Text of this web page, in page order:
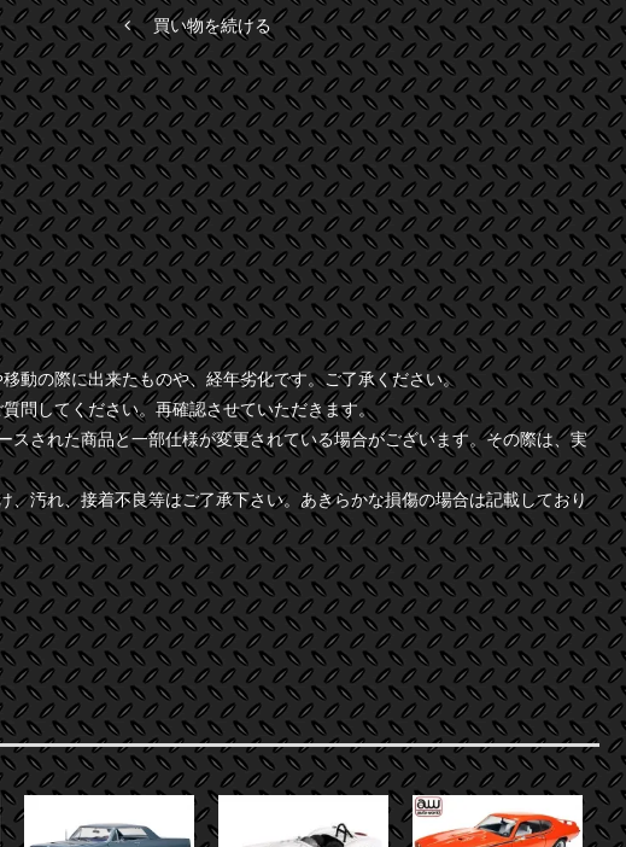
買い物を続ける
動の際に出来たものや、経年劣化です。ご了承ください。
問してください。再確認させていただきます。
された商品と一部仕様が変更されている場合がございます。その際は、実
汚れ、接着不良等はご了承下さい。あきらかな損傷の場合は記載しており